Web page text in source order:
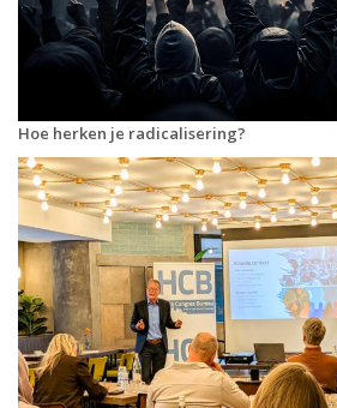
Hoe herken je radicalisering?